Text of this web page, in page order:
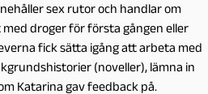
sex rutor och handlar om
droger för första gången eller
fick sätta igång att arbeta med
(noveller), lämna in
Katarina gav feedback på.